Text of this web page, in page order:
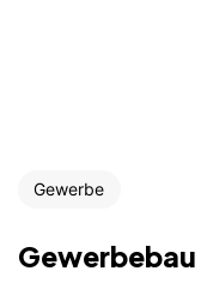
Gewerbe